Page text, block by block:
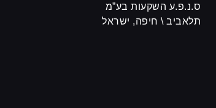
ס.נ.פ.ע השקעות בע”מ
תלאביב \ חיפה, ישראל